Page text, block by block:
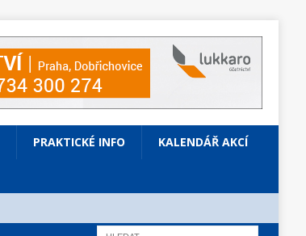
PRAKTICKÉ INFO KALENDÁŘ AKCÍ